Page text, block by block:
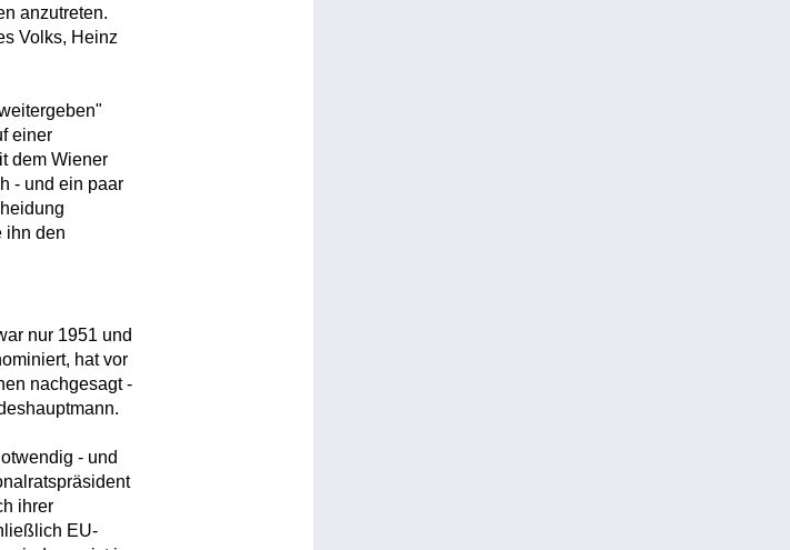
anzutreten.
Volks, Heinz
einer
dem Wiener
- und ein paar
ihn den
nur 1951 und
hat vor
nachgesagt -
- und
ihrer
EU-